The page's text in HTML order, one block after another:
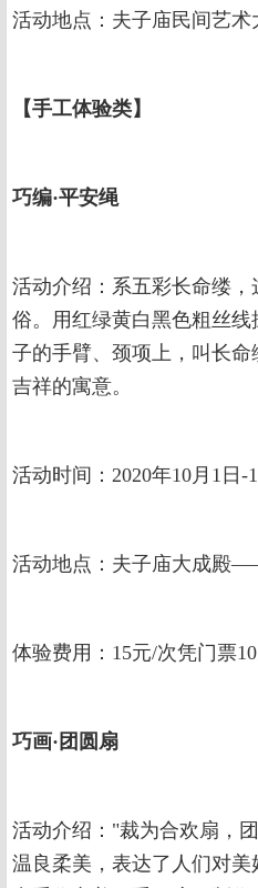
活动地点：夫子庙民间艺
【手工体验类】
巧编·平安绳
活动介绍：系五彩长命缕
俗。用红绿黄白黑色粗丝
子的手臂、颈项上，叫长
吉祥的寓意。
活动时间：2020年10月1日-
活动地点：夫子庙大成殿
体验费用：15元/次凭门票
巧画·团圆扇
活动介绍："裁为合欢扇，
温良柔美，表达了人们对